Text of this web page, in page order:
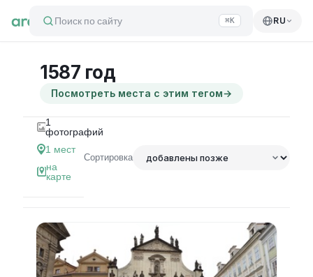
Поиск по сайту ⌘K RU
1587 год
Посмотреть места с этим тегом→
1
фотографий
1 мест
на
карте
Сортировка